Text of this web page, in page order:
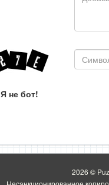
Я не бот!
2026 ©